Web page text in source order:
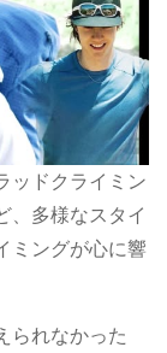
ッドクライミン
、多様なスタイ
ミングが心に響
られなかった